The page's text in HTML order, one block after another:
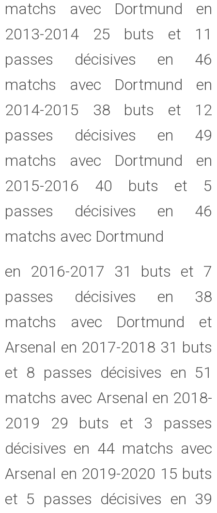
matchs avec Dortmund en
2013-2014 25 buts et 11
passes décisives en 46
matchs avec Dortmund en
2014-2015 38 buts et 12
passes décisives en 49
matchs avec Dortmund en
2015-2016 40 buts et 5
passes décisives en 46
matchs avec Dortmund
en 2016-2017 31 buts et 7
passes décisives en 38
matchs avec Dortmund et
Arsenal en 2017-2018 31 buts
et 8 passes décisives en 51
matchs avec Arsenal en 2018-
2019 29 buts et 3 passes
décisives en 44 matchs avec
Arsenal en 2019-2020 15 buts
et 5 passes décisives en 39